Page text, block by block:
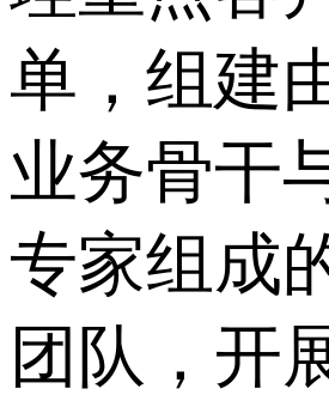
单，组建
业务骨干
专家组成
团队，开